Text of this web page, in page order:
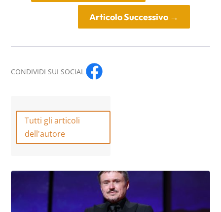
Articolo Successivo→
CONDIVIDI SUI SOCIAL
Tutti gli articoli
dell'autore